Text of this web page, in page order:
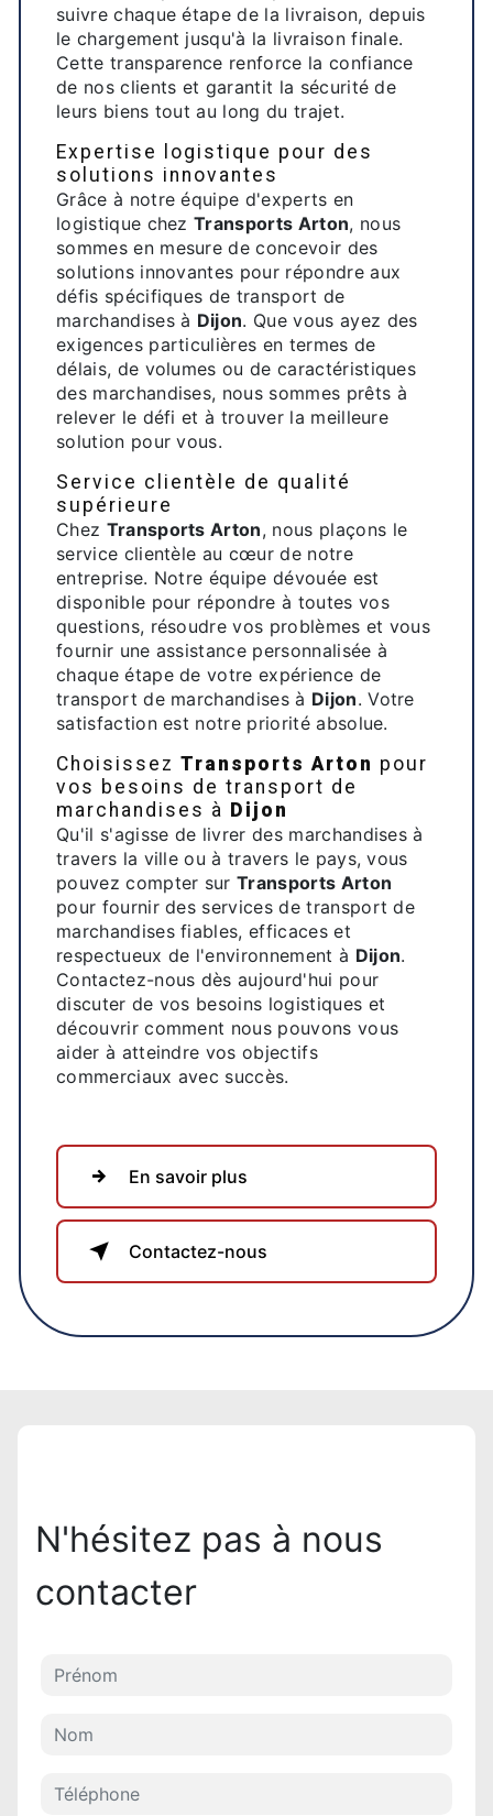
suivre chaque étape de la livraison, depuis
le chargement jusqu'à la livraison finale.
Cette transparence renforce la confiance
de nos clients et garantit la sécurité de
leurs biens tout au long du trajet.
Expertise logistique pour des
solutions innovantes
Grâce à notre équipe d'experts en
logistique chezTransports Arton, nous
sommes en mesure de concevoir des
solutions innovantes pour répondre aux
défis spécifiques de transport de
marchandises à Dijon. Que vous ayez des
exigences particulières en termes de
délais, de volumes ou de caractéristiques
des marchandises, nous sommes prêts à
relever le défi et à trouver la meilleure
solution pour vous.
Service clientèle de qualité
supérieure
Chez Transports Arton, nous plaçons le
service clientèle au cœur de notre
entreprise. Notre équipe dévouée est
disponible pour répondre à toutes vos
questions, résoudre vos problèmes et vous
fournir une assistance personnalisée à
chaque étape de votre expérience de
transport de marchandises à Dijon. Votre
satisfaction est notre priorité absolue.
Choisissez Transports Arton pour
vos besoins de transport de
marchandises à Dijon
Qu'il s'agisse de livrer des marchandises à
travers la ville ou à travers le pays, vous
pouvez compter surTransports Arton
pour fournir des services de transport de
marchandises fiables, efficaces et
respectueux de l'environnement à Dijon.
Contactez-nous dès aujourd'hui pour
discuter de vos besoins logistiques et
découvrir comment nous pouvons vous
aider à atteindre vos objectifs
commerciaux avec succès.
En savoir plus
Contactez-nous
N'hésitez pas à nous
contacter